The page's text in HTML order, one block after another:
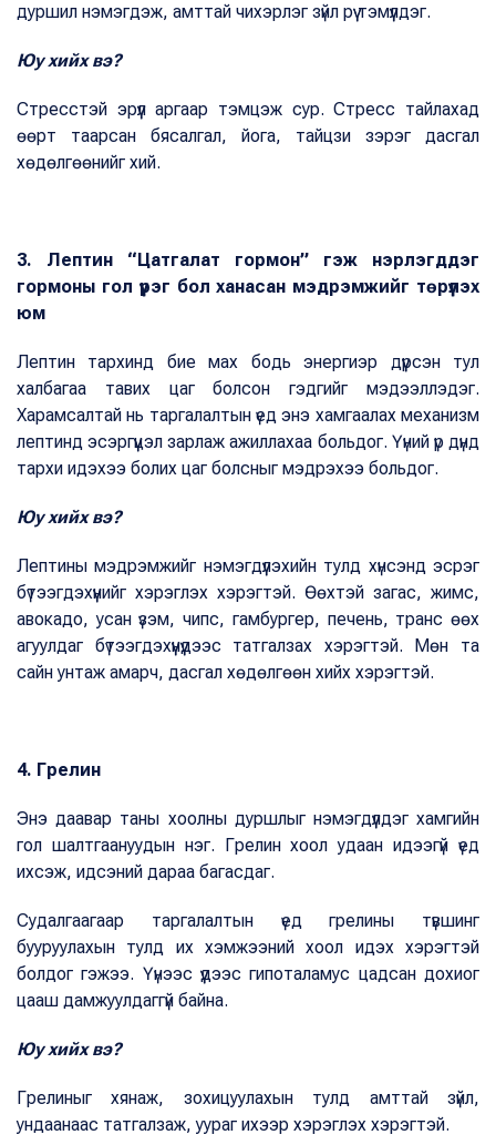
дуршил нэмэгдэж, амттай чихэрлэг зүйл рүү тэмүүлдэг.
Юу хийх вэ?
Стресстэй эрүүл аргаар тэмцэж сур. Стресс тайлахад
өөрт таарсан бясалгал, йога, тайцзи зэрэг дасгал
хөдөлгөөнийг хий.
3. Лептин “Цатгалат гормон” гэж нэрлэгддэг
гормоны гол үүрэг бол ханасан мэдрэмжийг төрүүлэх
юм
Лептин тархинд бие мах бодь энергиэр дүүрсэн тул
халбагаа тавих цаг болсон гэдгийг мэдээллэдэг.
Харамсалтай нь таргалалтын үед энэ хамгаалах механизм
лептинд эсэргүүцэл зарлаж ажиллахаа больдог. Үүний үр дүнд
тархи идэхээ болих цаг болсныг мэдрэхээ больдог.
Юу хийх вэ?
Лептины мэдрэмжийг нэмэгдүүлэхийн тулд хүнсэнд эсрэг
бүтээгдэхүүнийг хэрэглэх хэрэгтэй. Өөхтэй загас, жимс,
авокадо, усан үзэм, чипс, гамбургер, печень, транс өөх
агуулдаг бүтээгдэхүүнүүдээс татгалзах хэрэгтэй. Мөн та
сайн унтаж амарч, дасгал хөдөлгөөн хийх хэрэгтэй.
4. Грелин
Энэ даавар таны хоолны дуршлыг нэмэгдүүлдэг хамгийн
гол шалтгаануудын нэг. Грелин хоол удаан идээгүй үед
ихсэж, идсэний дараа багасдаг.
Судалгаагаар таргалалтын үед грелины түвшинг
бууруулахын тулд их хэмжээний хоол идэх хэрэгтэй
болдог гэжээ. Үүнээс үүдээс гипоталамус цадсан дохиог
цааш дамжуулдаггүй байна.
Юу хийх вэ?
Грелиныг хянаж, зохицуулахын тулд амттай зүйл,
ундаанаас татгалзаж, уураг ихээр хэрэглэх хэрэгтэй.